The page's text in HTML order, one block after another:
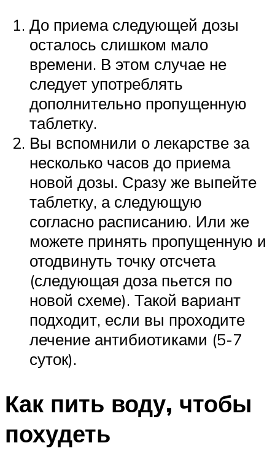
До приема следующей дозы
осталось слишком мало
времени. В этом случае не
следует употреблять
дополнительно пропущенную
таблетку.
Вы вспомнили о лекарстве за
несколько часов до приема
новой дозы. Сразу же выпейте
таблетку, а следующую
согласно расписанию. Или же
можете принять пропущенную и
отодвинуть точку отсчета
(следующая доза пьется по
новой схеме). Такой вариант
подходит, если вы проходите
лечение антибиотиками (5-7
суток).
Как пить воду, чтобы
похудеть